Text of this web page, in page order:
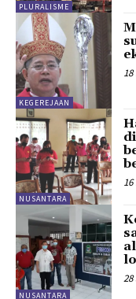
PLURALISME
KEGEREJAAN
NUSANTARA
NUSANTARA